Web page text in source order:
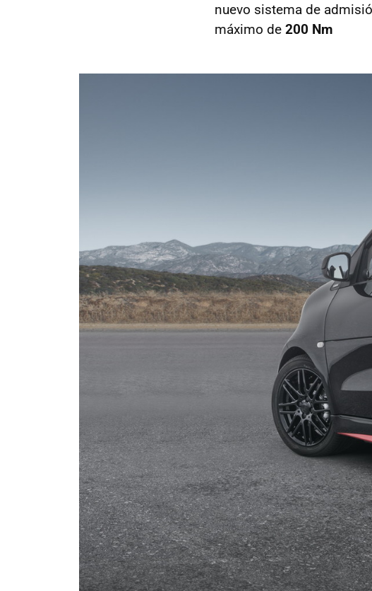
nuevo sistema de
máximo de 200 Nm